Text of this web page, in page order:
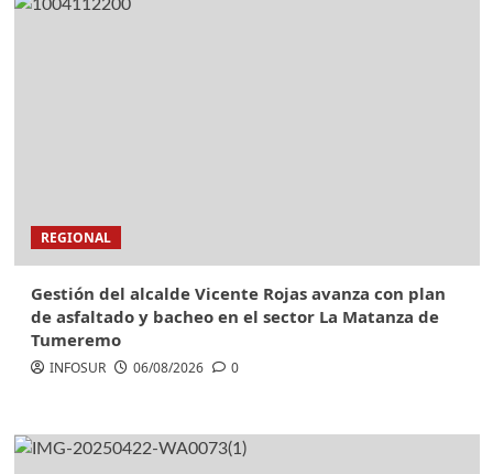
REGIONAL
Gestión del alcalde Vicente Rojas avanza con plan
de asfaltado y bacheo en el sector La Matanza de
Tumeremo
INFOSUR 06/08/2026 0